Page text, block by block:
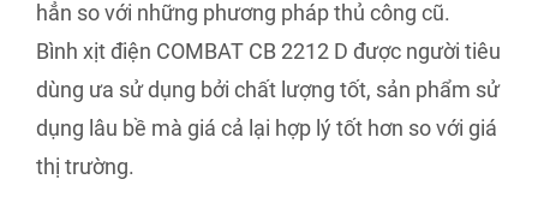
hẳn so với những phương pháp thủ công cũ.
Bình xịt điện COMBAT CB 2212 D được người tiêu
dùng ưa sử dụng bởi chất lượng tốt, sản phẩm sử
dụng lâu bề mà giá cả lại hợp lý tốt hơn so với giá
thị trường.